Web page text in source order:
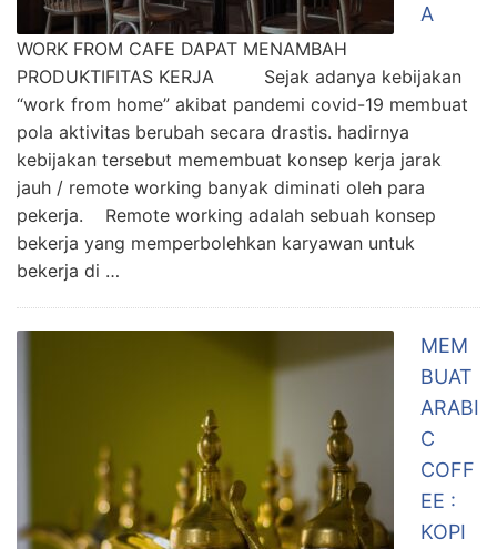
A
WORK FROM CAFE DAPAT MENAMBAH
PRODUKTIFITAS KERJA Sejak adanya kebijakan
“work from home” akibat pandemi covid-19 membuat
pola aktivitas berubah secara drastis. hadirnya
kebijakan tersebut memembuat konsep kerja jarak
jauh / remote working banyak diminati oleh para
pekerja. Remote working adalah sebuah konsep
bekerja yang memperbolehkan karyawan untuk
bekerja di …
MEM
BUAT
ARABI
C
COFF
EE :
KOPI